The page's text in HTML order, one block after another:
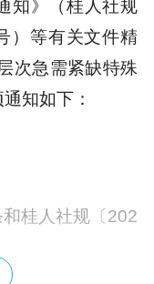
知》（桂人社规
）等有关文件精
次急需紧缺特殊
知如下：
桂人社规〔202